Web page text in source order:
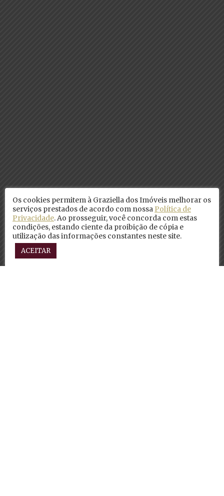
Os cookies permitem à Graziella dos Imóveis melhorar os
serviços prestados de acordo com nossa Política de
Privacidade. Ao prosseguir, você concorda com estas
condições, estando ciente da proibição de cópia e
utilização das informações constantes neste site.
ACEITAR